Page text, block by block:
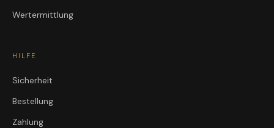
Wertermittlung
HILFE
Sicherheit
Bestellung
Zahlung